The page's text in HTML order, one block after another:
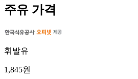
주유 가격
휘발유
1,845원